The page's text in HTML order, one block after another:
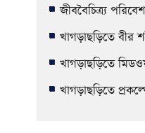
জীববৈচিত্র্য
খাগড়াছড়িতে বীর
খাগড়াছড়িতে
খাগড়াছড়িতে